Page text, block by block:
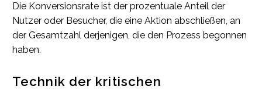
Die Konversionsrate ist der prozentuale Anteil der
Nutzer oder Besucher, die eine Aktion abschließen, an
der Gesamtzahl derjenigen, die den Prozess begonnen
haben.
Technik der kritischen